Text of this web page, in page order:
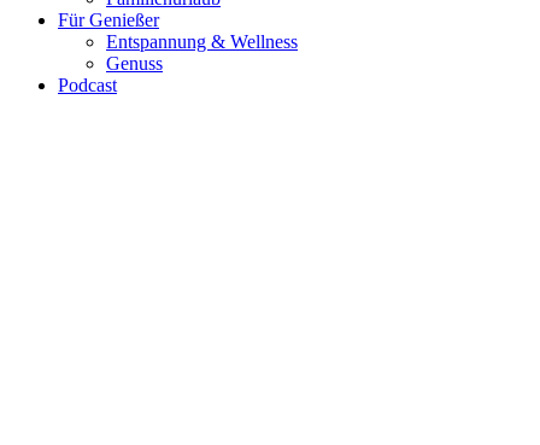
Für Genießer
Entspannung & Wellness
Genuss
Podcast